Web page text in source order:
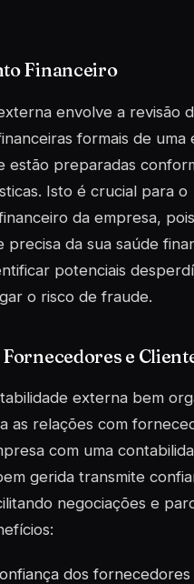
Financeiro
envolve a revisão
formais de uma
estão preparadas
Isto é crucial para o
da empresa,
precisa da sua saúde
potenciais
o risco de fraude.
e
externa bem
as relações com
com uma
gerida transmite
negociações e
dos fornecedores